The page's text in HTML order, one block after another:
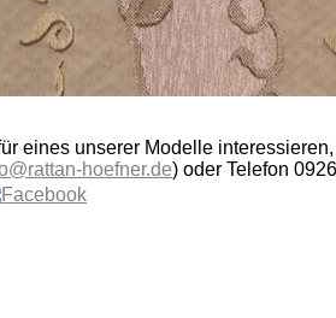
eines unserer Modelle
hoefner.de) oder Telefon